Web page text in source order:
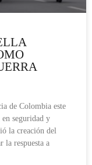
de Colombia este
en seguridad y
la creación del
la respuesta a